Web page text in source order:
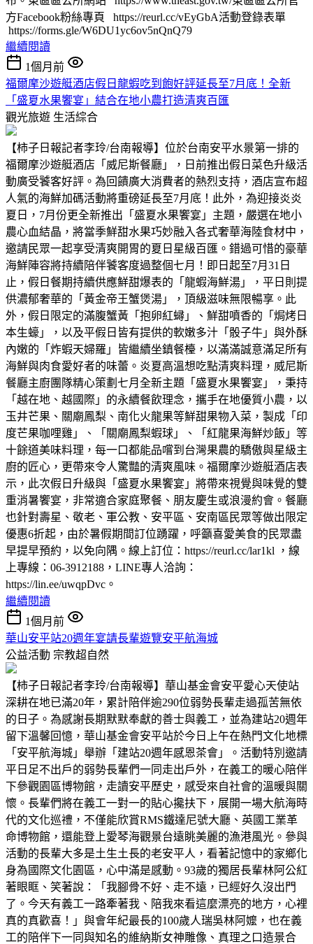
方Facebook粉絲專頁 https://reurl.cc/vEyGbA活動登錄表單
https://forms.gle/W6DU1yc6ov5nQnQ79
繼續閱讀
1個月前
福爾摩沙遊艇酒店假日龍蝦吃到飽好評延長至7月底！全新
「盛夏水果饗宴」結合在地小農打造清爽百匯
觀光旅遊 生活綜合
【柿子日報記者李玲/台南報導】位於台南安平水景第一排的
福爾摩沙遊艇酒店「威尼斯餐廳」，日前推出假日菜色升級活
動廣受饕客好評。為回饋廣大消費者的熱烈支持，酒店宣布超
人氣的海鮮加碼活動將重磅延長至7月底！此外，為迎接炎炎
夏日，7月份更全新推出「盛夏水果饗宴」主題，嚴選在地小
農心血結晶，將當季鮮甜水果巧妙融入各式奢華海陸食材中，
邀請民眾一起享受清爽開胃的夏日星級百匯。錯過可惜的豪華
海鮮陣容將持續陪伴饕客度過整個七月！即日起至7月31日
止，假日餐期持續供應鮮甜爆表的「龍蝦海鮮湯」，平日則提
供濃郁奢華的「黃金帝王蟹煲湯」，頂級滋味無限暢享。此
外，假日限定的滿腹蟹黃「抱卵紅蟳」、鮮甜噴香的「焗烤日
本生蠔」，以及平假日皆有提供的軟嫩多汁「骰子牛」與外酥
內嫩的「炸蝦天婦羅」皆繼續坐鎮餐檯，以滿滿誠意滿足所有
海鮮與肉食愛好者的味蕾。炎夏高溫想吃點清爽料理，威尼斯
餐廳主廚團隊精心策劃七月全新主題「盛夏水果饗宴」，秉持
「越在地、越國際」的永續餐飲理念，攜手在地優質小農，以
玉井芒果、關廟鳳梨、南化火龍果等鮮甜果物入菜，製成「印
度芒果咖哩雞」、「關廟鳳梨蝦球」、「紅龍果海鮮炒飯」等
十餘道美味料理，每一口都能品嚐到台灣果農的驕傲與星級主
廚的匠心，更帶來令人驚豔的清爽風味。福爾摩沙遊艇酒店表
示，此次假日升級與「盛夏水果饗宴」將帶來視覺與味覺的雙
重消暑饗宴，非常適合家庭聚餐、朋友慶生或浪漫約會。餐廳
也針對壽星、敬老、軍公教、安平區、安南區民眾等做出限定
優惠6折起，由於暑假期間訂位踴躍，呼籲喜愛美食的民眾盡
早提早預約，以免向隅。線上訂位：https://reurl.cc/lar1kl ，線
上專線：06-3912188，LINE專人洽詢：
https://lin.ee/uwqpDvc。
繼續閱讀
1個月前
華山安平站20週年宴請長輩遊覽安平航海城
公益活動 宗教超自然
【柿子日報記者李玲/台南報導】華山基金會安平愛心天使站
深耕在地已滿20年，累計陪伴逾290位弱勢長輩走過孤苦無依
的日子。為感謝長期默默奉獻的善士與義工，並為建站20週年
留下溫馨回憶，華山基金會安平站於今日上午在熱門文化地標
「安平航海城」舉辦「建站20週年感恩茶會」。活動特別邀請
平日足不出戶的弱勢長輩們一同走出戶外，在義工的暖心陪伴
下參觀園區博物館，走讀安平歷史，感受來自社會的溫暖與關
懷。長輩們將在義工一對一的貼心攙扶下，展開一場大航海時
代的文化巡禮，不僅能欣賞RMS鐵達尼號大廳、英國工業革
命博物館，還能登上愛琴海觀景台遠眺美麗的漁港風光。參與
活動的長輩大多是土生土長的老安平人，看著記憶中的家鄉化
身為國際文化園區，心中滿是感動。93歲的獨居長輩林阿公紅
著眼眶、笑著說：「我腳骨不好、走不遠，已經好久沒出門
了。今天有義工一路牽著我、陪我來看這麼漂亮的地方，心裡
真的真歡喜！」與會年紀最長的100歲人瑞吳林阿嬤，也在義
工的陪伴下一同與知名的維納斯女神雕像、真理之口造景合